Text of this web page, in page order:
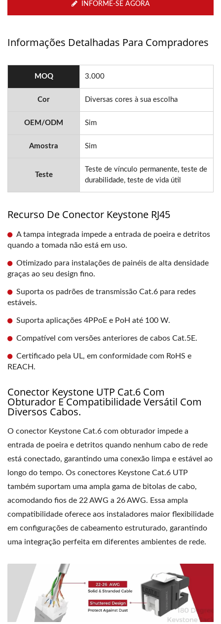
INFORME-SE AGORA
Informações Detalhadas Para Compradores
MOQ 3.000
Cor Diversas cores à sua escolha
OEM/ODM Sim
Amostra Sim
Teste
Teste de vínculo permanente, teste de
durabilidade, teste de vida útil
Recurso De Conector Keystone RJ45
A tampa integrada impede a entrada de poeira e detritos
quando a tomada não está em uso.
Otimizado para instalações de painéis de alta densidade
graças ao seu design fino.
Suporta os padrões de transmissão Cat.6 para redes
estáveis.
Suporta aplicações 4PPoE e PoH até 100 W.
Compatível com versões anteriores de cabos Cat.5E.
Certificado pela UL, em conformidade com RoHS e
REACH.
Conector Keystone UTP Cat.6 Com
Obturador E Compatibilidade Versátil Com
Diversos Cabos.
O conector Keystone Cat.6 com obturador impede a
entrada de poeira e detritos quando nenhum cabo de rede
está conectado, garantindo uma conexão limpa e estável ao
longo do tempo. Os conectores Keystone Cat.6 UTP
também suportam uma ampla gama de bitolas de cabo,
acomodando fios de 22 AWG a 26 AWG. Essa ampla
compatibilidade oferece aos instaladores maior flexibilidade
em configurações de cabeamento estruturado, garantindo
uma integração perfeita em diferentes ambientes de rede.